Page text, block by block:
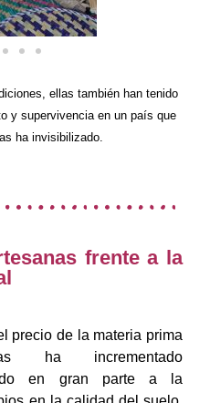
ellas también han tenido
y supervivencia en un país que
ha invisibilizado.
frente a la
precio de la materia prima
ha incrementado
en gran parte a la